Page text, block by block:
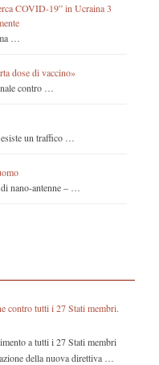
COVID-19” in Ucraina 3
…
dose di vaccino»
contro …
un traffico …
nano-antenne – …
contro tutti i 27 Stati membri.
a tutti i 27 Stati membri
della nuova direttiva …